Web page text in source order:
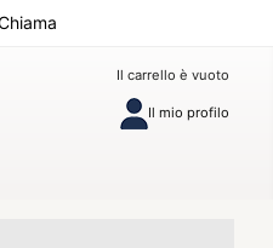
Il carrello è vuoto
Il mio profilo